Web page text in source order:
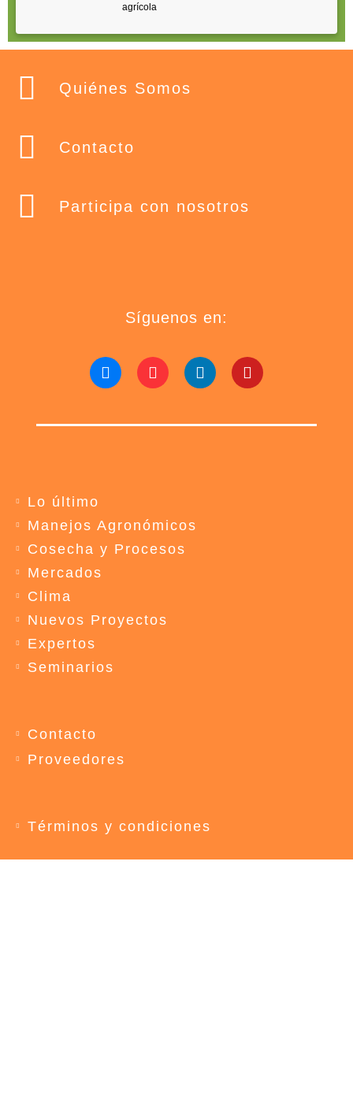
agrícola
Quiénes Somos
Contacto
Participa con nosotros
Síguenos en:
Lo último
Manejos Agronómicos
Cosecha y Procesos
Mercados
Clima
Nuevos Proyectos
Expertos
Seminarios
Contacto
Proveedores
Términos y condiciones